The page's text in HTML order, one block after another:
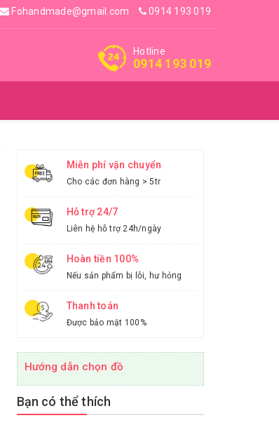
Fohandmade@gmail.com 0914 193 019
Hotline
0914 193 019
Miễn phí vận chuyển
Cho các đơn hàng > 5tr
Hỗ trợ 24/7
Liên hệ hỗ trợ 24h/ngày
Hoàn tiền 100%
Nếu sản phẩm bị lỗi, hư hỏng
Thanh toán
Được bảo mật 100%
Hướng dẫn chọn đồ
Bạn có thể thích